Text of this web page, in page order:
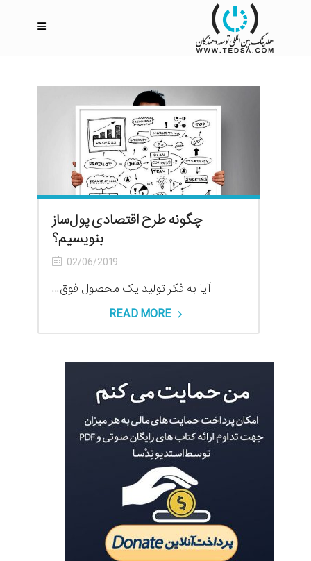
چگونه طرح اقتصادی پول‌ساز
بنویسیم؟
02/06/2019
آیا به فکر تولید یک محصول فوق...
READ MORE